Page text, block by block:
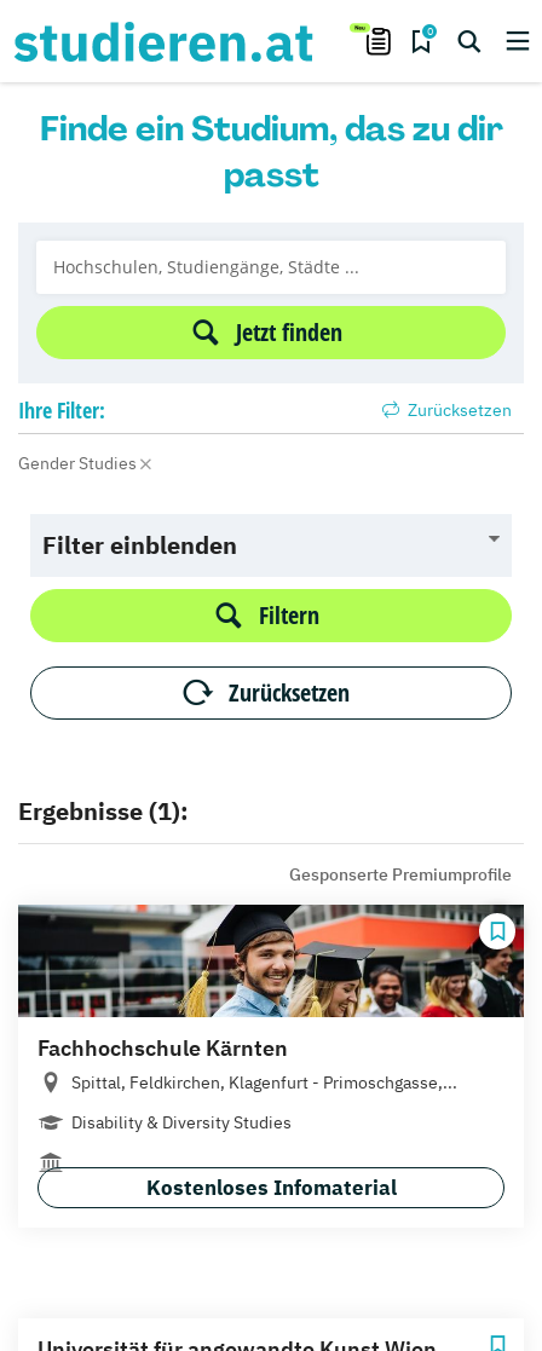
0
Finde ein Studium, das zu dir
passt
Jetzt finden
Ihre Filter: Zurücksetzen
Gender Studies
Filter einblenden
Filtern
Zurücksetzen
Ergebnisse (1):
Gesponserte Premiumprofile
Fachhochschule Kärnten
Spittal, Feldkirchen, Klagenfurt - Primoschgasse,...
Disability & Diversity Studies
Kostenloses Infomaterial